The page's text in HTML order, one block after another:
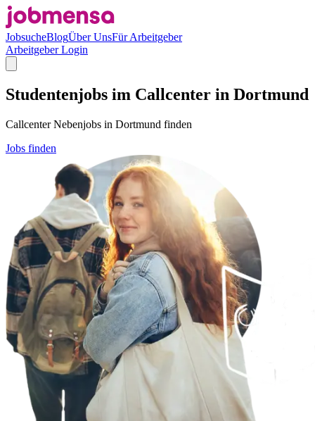
JobsucheBlogÜber UnsFür Arbeitgeber
Arbeitgeber Login
Studentenjobs im Callcenter in Dortmund
Callcenter Nebenjobs in Dortmund finden
Jobs finden